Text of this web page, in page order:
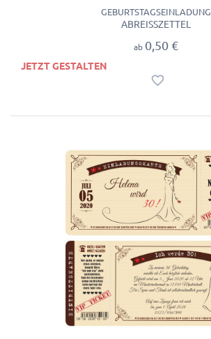
GEBURTSTAGSEINLADUNG
ABREISSZETTEL
ab 0,50 €
JETZT GESTALTEN